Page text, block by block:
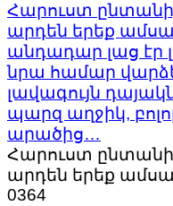
Հարուստ
արդեն երեք
անդադար լաց էր
նրա համար
լավագույն
պարզ աղջիկ,
արածից…
Հարուստ
արդեն երեք
0364